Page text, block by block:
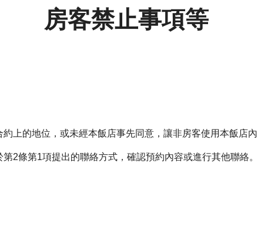
房客禁止事項等
上的地位，或未經本飯店事先同意，讓非房客使用本飯店
2條第1項提出的聯絡方式，確認預約內容或進行其他聯絡